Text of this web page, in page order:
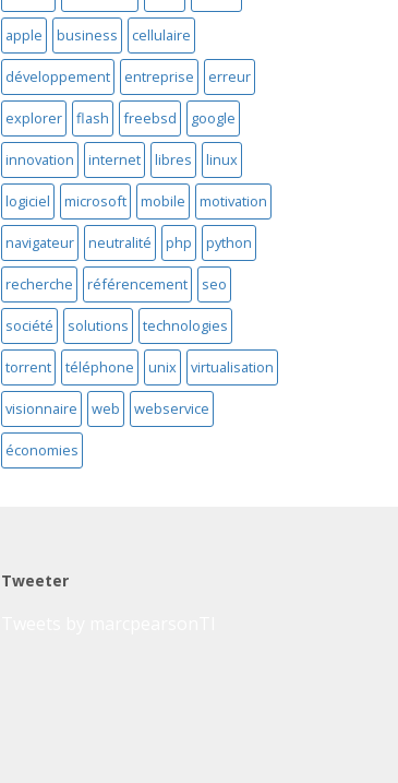
apple business cellulaire
développement entreprise erreur
explorer flash freebsd google
innovation internet libres linux
logiciel microsoft mobile motivation
navigateur neutralité php python
recherche référencement seo
société solutions technologies
torrent téléphone unix virtualisation
visionnaire web webservice
économies
Tweeter